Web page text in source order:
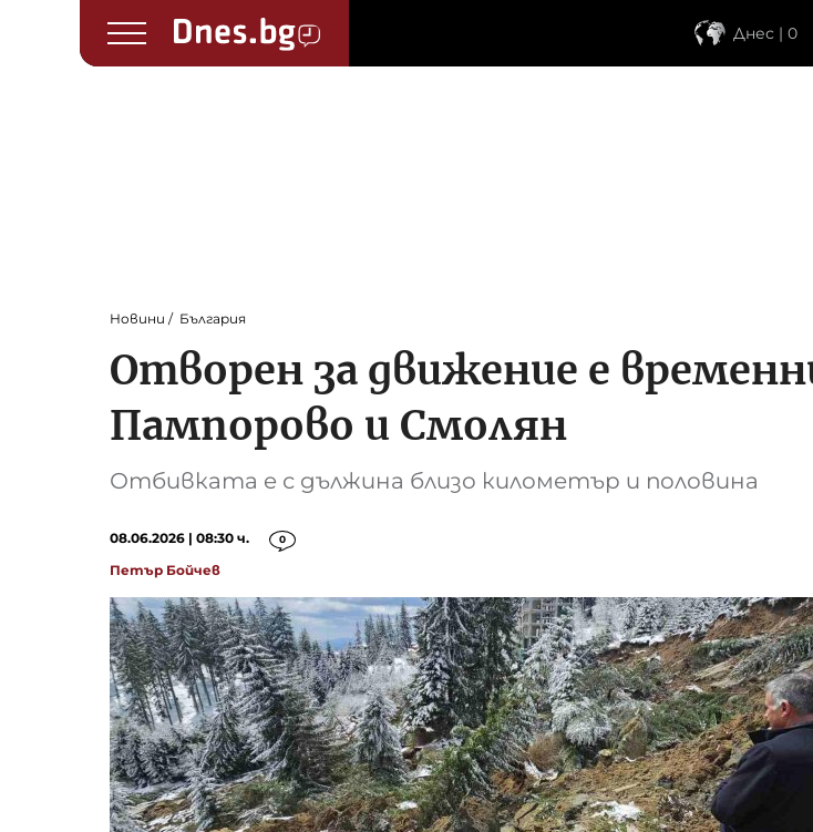
Днес | 0
Новини България
Отворен за движение е
Пампорово и Смолян
Отбивката e с дължина близо километър и половина
08.06.2026 | 08:30 ч. 0
Петър Бойчев